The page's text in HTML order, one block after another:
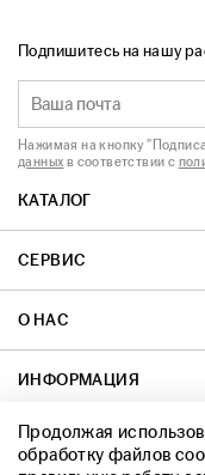
КАТАЛОГ
СЕРВИС
О НАС
ИНФОРМАЦИЯ
КОНТАКТЫ
Подпишитесь на нашу
Нажимая на кнопку
данных в соответствии с
Продолжая
обработку файлов